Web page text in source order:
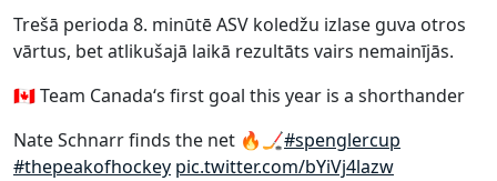
Trešā perioda 8. minūtē ASV koledžu izlase guva otros
vārtus, bet atlikušajā laikā rezultāts vairs nemainījās.
🇨🇦 Team Canada‘s first goal this year is a shorthander
Nate Schnarr finds the net 🔥🏒#spenglercup
#thepeakofhockey pic.twitter.com/bYiVj4lazw